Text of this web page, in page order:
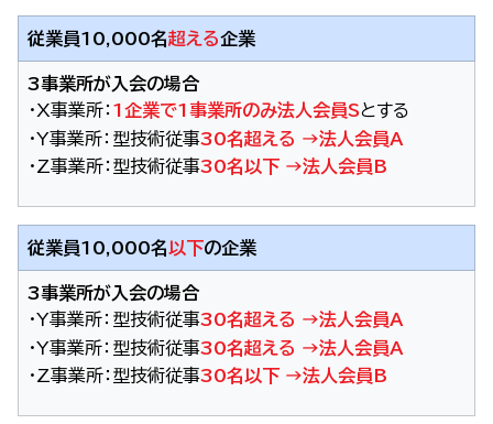
従業員10,000名超える企業
3事業所が入会の場合
・X事業所： 1企業で1事業所のみ法人会員Sとする
・Y事業所： 型技術従事30名超える →法人会員A
・Z事業所： 型技術従事30名以下 →法人会員B
従業員10,000名 以下の企業
3事業所が入会の場合
・Y事業所： 型技術従事30名超える →法人会員A
・Y事業所： 型技術従事30名超える →法人会員A
・Z事業所： 型技術従事30名以下 →法人会員B